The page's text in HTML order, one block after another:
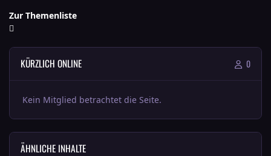
Zur Themenliste
KÜRZLICH ONLINE 0
Kein Mitglied betrachtet die Seite.
ÄHNLICHE INHALTE